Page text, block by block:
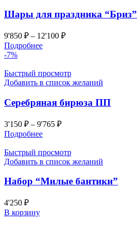
Шары для праздника “Бриз”
9'850 ₽ – 12'100 ₽
Подробнее
-7%
Быстрый просмотр
Добавить в список желаний
Серебряная бирюза ПП
3'150 ₽ – 9'765 ₽
Подробнее
Быстрый просмотр
Добавить в список желаний
Набор “Милые бантики”
4'250 ₽
В корзину